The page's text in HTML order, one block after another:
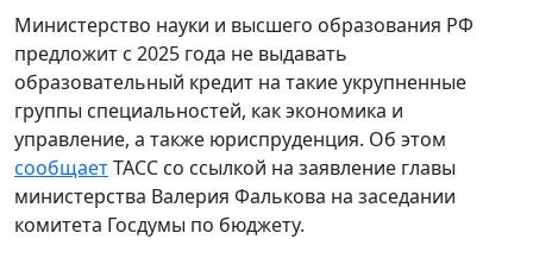
Министерство науки и высшего образования РФ
предложит с 2025 года не выдавать
образовательный кредит на такие укрупненные
группы специальностей, как экономика и
управление, а также юриспруденция. Об этом
сообщаетТАСС со ссылкой на заявление главы
министерства Валерия Фалькова на заседании
комитета Госдумы по бюджету.